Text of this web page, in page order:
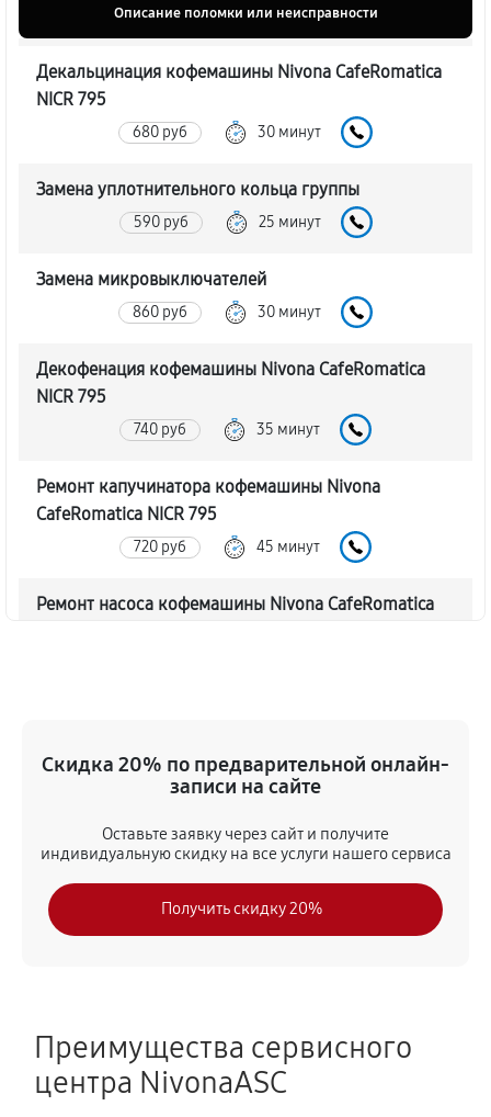
Описание поломки или неисправности
Декальцинация кофемашины Nivona CafeRomatica
NICR 795
680 руб 30 минут
Замена уплотнительного кольца группы
590 руб 25 минут
Замена микровыключателей
860 руб 30 минут
Декофенация кофемашины Nivona CafeRomatica
NICR 795
740 руб 35 минут
Ремонт капучинатора кофемашины Nivona
CafeRomatica NICR 795
720 руб 45 минут
Ремонт насоса кофемашины Nivona CafeRomatica
620 руб 45 минут
Чистка от кофейных масел
Замена модуля управления
NICR 795
720 руб 40 минут
Скидка 20% по предварительной онлайн-
записи на сайте
Оставьте заявку через сайт и получите
индивидуальную скидку на все услуги нашего сервиса
Получить скидку 20%
Преимущества сервисного
центра NivonaASC